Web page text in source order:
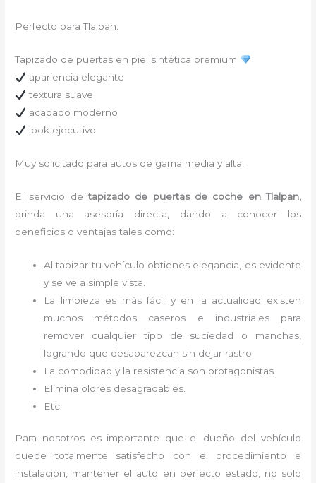
Perfecto para Tlalpan.
Tapizado de puertas en piel sintética premium
apariencia elegante
textura suave
acabado moderno
look ejecutivo
Muy solicitado para autos de gama media y alta.
El servicio detapizado de puertas de coche en Tlalpan,
brinda una asesoría directa, dando a conocer los
beneficios o ventajas tales como:
Al tapizar tu vehículo obtienes elegancia, es evidente
y se ve a simple vista.
La limpieza es más fácil y en la actualidad existen
muchos métodos caseros e industriales para
remover cualquier tipo de suciedad o manchas,
logrando que desaparezcan sin dejar rastro.
La comodidad y la resistencia son protagonistas.
Elimina olores desagradables.
Etc.
Para nosotros es importante que el dueño del vehículo
quede totalmente satisfecho con el procedimiento e
instalación, mantener el auto en perfecto estado, no solo